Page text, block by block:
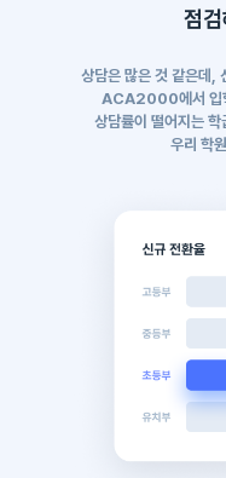
점
상담은 많은 것 같은데,
ACA2000에서 입
상담률이 떨어지는
우리 학